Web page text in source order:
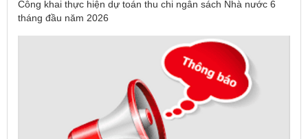
Công khai thực hiện dự toán thu chi ngân sách Nhà nước 6
tháng đầu năm 2026